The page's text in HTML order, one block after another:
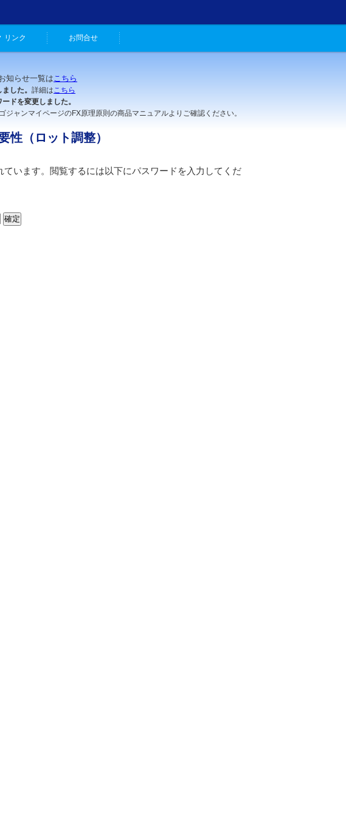
リンク お問合せ
せ一覧はこちら
した。 詳細はこちら
ドを変更しました。
マイページのFX原理原則の商品マニュアルよりご確認ください。
性（ロット調整）
います。閲覧するには以下にパスワードを入力してくだ